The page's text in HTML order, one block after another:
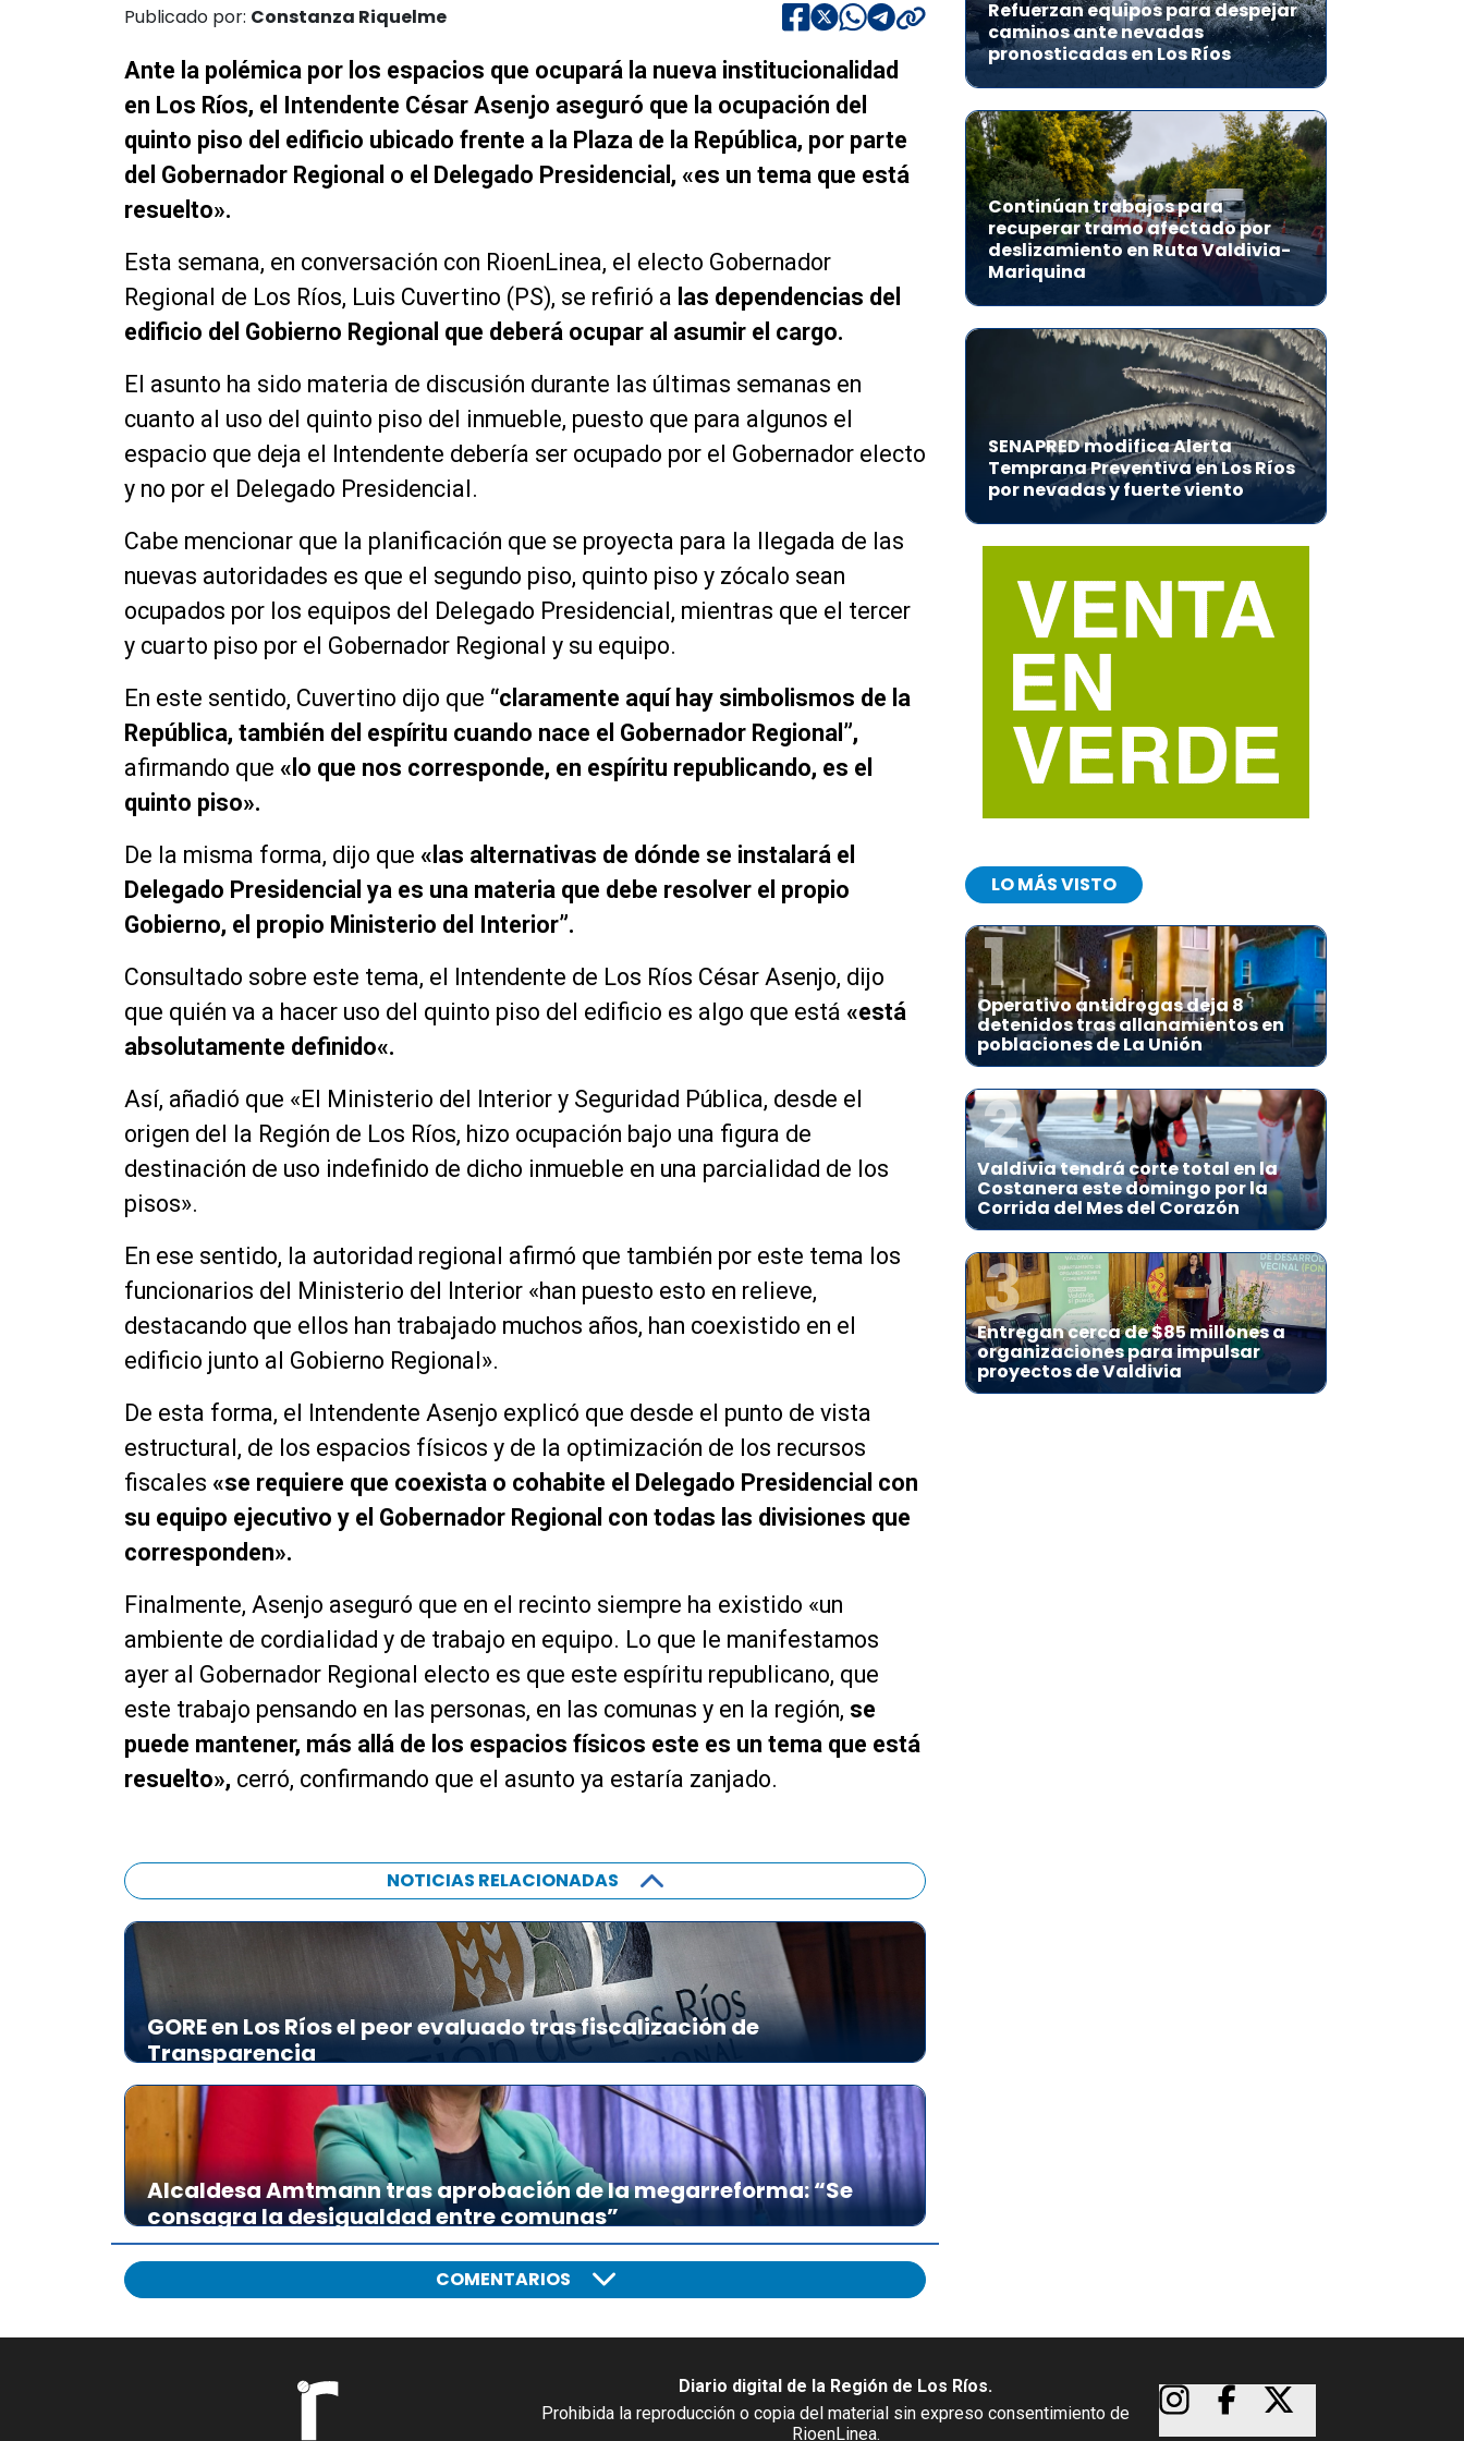
Publicado por: Constanza Riquelme
Ante la polémica por los espacios que ocupará la nueva institucionalidad
en Los Ríos, el Intendente César Asenjo aseguró que la ocupación del
quinto piso del edificio ubicado frente a la Plaza de la República, por parte
del Gobernador Regional o el Delegado Presidencial, «es un tema que está
resuelto».
Esta semana, en conversación con RioenLinea, el electo Gobernador
Regional de Los Ríos, Luis Cuvertino (PS), se refirió a las dependencias del
edificio del Gobierno Regional que deberá ocupar al asumir el cargo.
El asunto ha sido materia de discusión durante las últimas semanas en
cuanto al uso del quinto piso del inmueble, puesto que para algunos el
espacio que deja el Intendente debería ser ocupado por el Gobernador electo
y no por el Delegado Presidencial.
Cabe mencionar que la planificación que se proyecta para la llegada de las
nuevas autoridades es que el segundo piso, quinto piso y zócalo sean
ocupados por los equipos del Delegado Presidencial, mientras que el tercer
y cuarto piso por el Gobernador Regional y su equipo.
En este sentido, Cuvertino dijo que “claramente aquí hay simbolismos de la
República, también del espíritu cuando nace el Gobernador Regional”,
afirmando que «lo que nos corresponde, en espíritu republicando, es el
quinto piso».
De la misma forma, dijo que «las alternativas d e dónde se instalará el
Delegado Presidencial ya es una materia que debe resolver el propio
Gobierno, el propio Ministerio del Interior”.
Consultado sobre este tema, el Intendente de Los Ríos César Asenjo, dijo
que quién va a hacer uso del quinto piso del edificio es algo que está «está
absolutamente definido«.
Así, añadió que «El Ministerio del Interior y Seguridad Pública, desde el
origen del la Región de Los Ríos, hizo ocupación bajo una figura de
destinación de uso indefinido de dicho inmueble en una parcialidad de los
pisos».
En ese sentido, la autoridad regional afirmó que también por este tema los
funcionarios del Ministerio del Interior «han puesto esto en relieve,
destacando que ellos han trabajado muchos años, han coexistido en el
edificio junto al Gobierno Regional».
De esta forma, el Intendente Asenjo explicó que desde el punto de vista
estructural, de los espacios físicos y de la optimización de los recursos
fiscales «se requiere que coexista o cohabite el Delegado Presidencial con
su equipo ejecutivo y el Gobernador Regional con todas las divisiones que
corresponden».
Finalmente, Asenjo aseguró que en el recinto siempre ha existido «un
ambiente de cordialidad y de trabajo en equipo. Lo que le manifestamos
ayer al Gobernador Regional electo es que este espíritu republicano, que
este trabajo pensando en las personas, en las comunas y en la región, se
puede mantener, más allá de los espacios físicos este es un tema que está
resuelto», cerró, confirmando que el asunto ya estaría zanjado.
NOTICIAS RELACIONADAS
GORE en Los Ríos el peor evaluado tras fiscalización de
Transparencia
Alcaldesa Amtmann tras aprobación de la megarreforma: “Se
consagra la desigualdad entre comunas”
COMENTARIOS
Refuerzan equipos para despejar
caminos ante nevadas
pronosticadas en Los Ríos
Continúan trabajos para
recuperar tramo afectado por
deslizamiento en Ruta Valdivia-
Mariquina
SENAPRED modifica Alerta
Temprana Preventiva en Los Ríos
por nevadas y fuerte viento
LO MÁS VISTO
1
Operativo antidrogas deja 8
detenidos tras allanamientos en
poblaciones de La Unión
2
Valdivia tendrá corte total en la
Costanera este domingo por la
Corrida del Mes del Corazón
3
Entregan cerca de $85 millones a
organizaciones para impulsar
proyectos de Valdivia
Diario digital de la Región de Los Ríos.
Prohibida la reproducción o copia del material sin expreso consentimiento de
RioenLinea.